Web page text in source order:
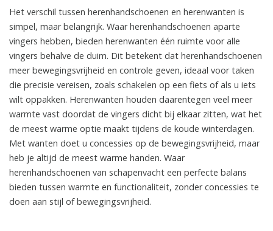
Het verschil tussen herenhandschoenen en herenwanten is
simpel, maar belangrijk. Waar herenhandschoenen aparte
vingers hebben, bieden herenwanten één ruimte voor alle
vingers behalve de duim. Dit betekent dat herenhandschoenen
meer bewegingsvrijheid en controle geven, ideaal voor taken
die precisie vereisen, zoals schakelen op een fiets of als u iets
wilt oppakken. Herenwanten houden daarentegen veel meer
warmte vast doordat de vingers dicht bij elkaar zitten, wat het
de meest warme optie maakt tijdens de koude winterdagen.
Met wanten doet u concessies op de bewegingsvrijheid, maar
heb je altijd de meest warme handen. Waar
herenhandschoenen van schapenvacht een perfecte balans
bieden tussen warmte en functionaliteit, zonder concessies te
doen aan stijl of bewegingsvrijheid.